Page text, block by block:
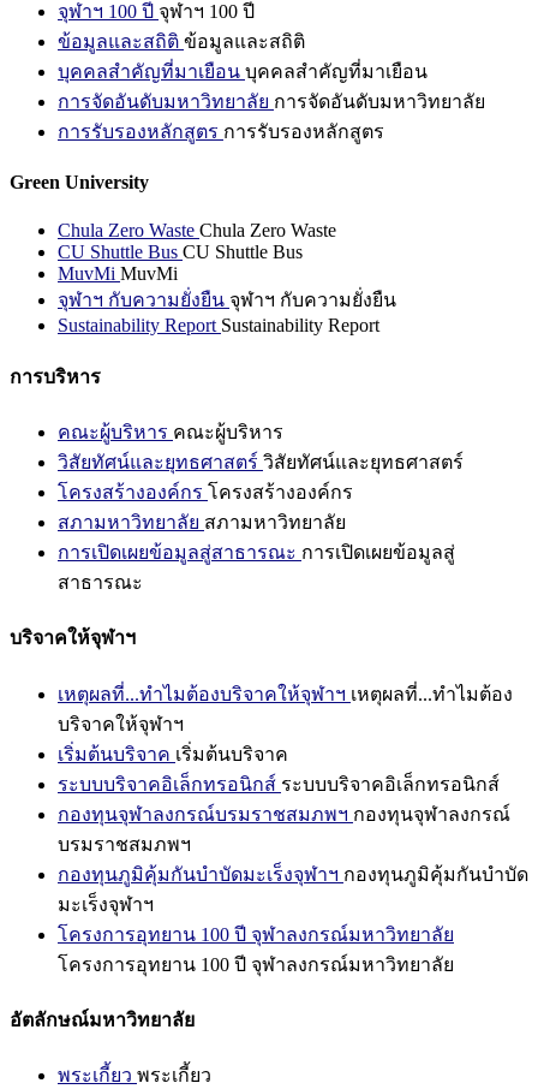
จุฬาฯ 100 ปี จุฬาฯ 100 ปี
ข้อมูลและสถิติ ข้อมูลและสถิติ
บุคคลสำคัญที่มาเยือน บุคคลสำคัญที่มาเยือน
การจัดอันดับมหาวิทยาลัย การจัดอันดับมหาวิทยาลัย
การรับรองหลักสูตร การรับรองหลักสูตร
Green University
Chula Zero Waste Chula Zero Waste
CU Shuttle Bus CU Shuttle Bus
MuvMi MuvMi
จุฬาฯ กับความยั่งยืน จุฬาฯ กับความยั่งยืน
Sustainability Report Sustainability Report
การบริหาร
คณะผู้บริหาร คณะผู้บริหาร
วิสัยทัศน์และยุทธศาสตร์ วิสัยทัศน์และยุทธศาสตร์
โครงสร้างองค์กร โครงสร้างองค์กร
สภามหาวิทยาลัย สภามหาวิทยาลัย
การเปิดเผยข้อมูลสู่สาธารณะ การเปิดเผยข้อมูลสู่
สาธารณะ
บริจาคให้จุฬาฯ
เหตุผลที่...ทำไมต้องบริจาคให้จุฬาฯ เหตุผลที่...ทำไมต้อง
บริจาคให้จุฬาฯ
เริ่มต้นบริจาค เริ่มต้นบริจาค
ระบบบริจาคอิเล็กทรอนิกส์ ระบบบริจาคอิเล็กทรอนิกส์
กองทุนจุฬาลงกรณ์บรมราชสมภพฯ กองทุนจุฬาลงกรณ์
บรมราชสมภพฯ
กองทุนภูมิคุ้มกันบำบัดมะเร็งจุฬาฯ กองทุนภูมิคุ้มกันบำบัด
มะเร็งจุฬาฯ
โครงการอุทยาน 100 ปี จุฬาลงกรณ์มหาวิทยาลัย
โครงการอุทยาน 100 ปี จุฬาลงกรณ์มหาวิทยาลัย
อัตลักษณ์มหาวิทยาลัย
พระเกี้ยว พระเกี้ยว